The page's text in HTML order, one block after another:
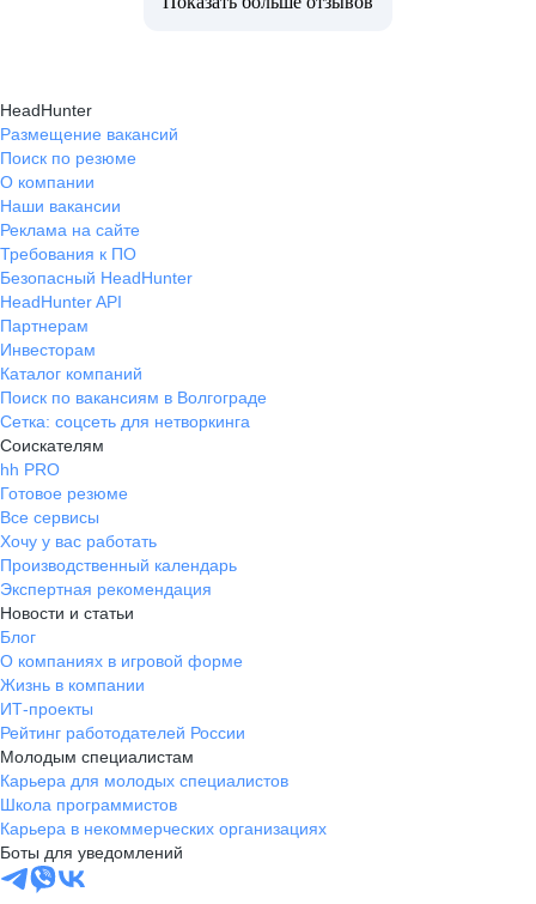
HeadHunter
Размещение вакансий
Поиск по резюме
О компании
Наши вакансии
Реклама на сайте
Требования к ПО
Безопасный HeadHunter
HeadHunter API
Партнерам
Инвесторам
Каталог компаний
Поиск по вакансиям в Волгограде
Сетка: соцсеть для нетворкинга
Соискателям
hh PRO
Готовое резюме
Все сервисы
Хочу у вас работать
Производственный календарь
Экспертная рекомендация
Новости и статьи
Блог
О компаниях в игровой форме
Жизнь в компании
ИТ-проекты
Рейтинг работодателей России
Молодым специалистам
Карьера для молодых специалистов
Школа программистов
Карьера в некоммерческих организациях
Боты для уведомлений